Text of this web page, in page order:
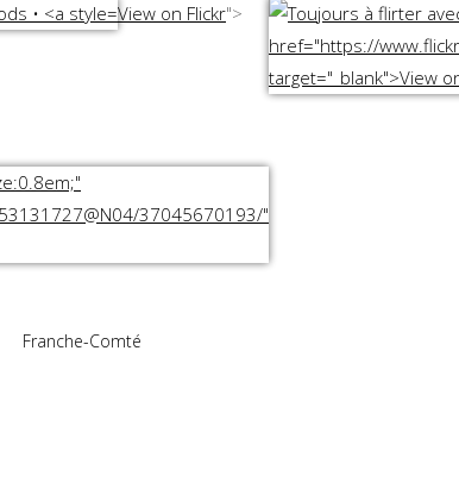
View on Flickr">
Franche-Comté